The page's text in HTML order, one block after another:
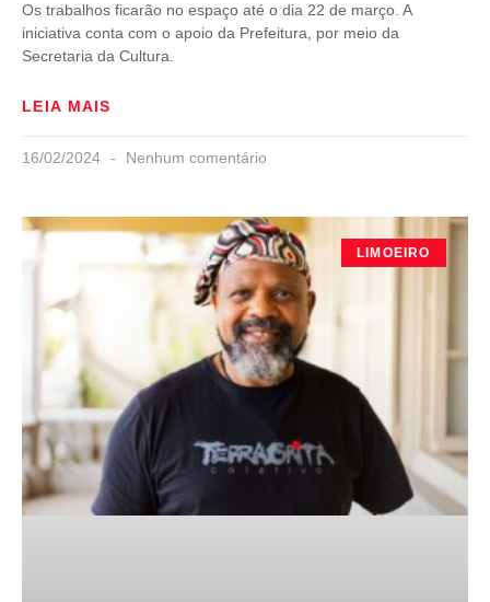
Os trabalhos ficarão no espaço até o dia 22 de março. A
iniciativa conta com o apoio da Prefeitura, por meio da
Secretaria da Cultura.
LEIA MAIS
16/02/2024 Nenhum comentário
LIMOEIRO